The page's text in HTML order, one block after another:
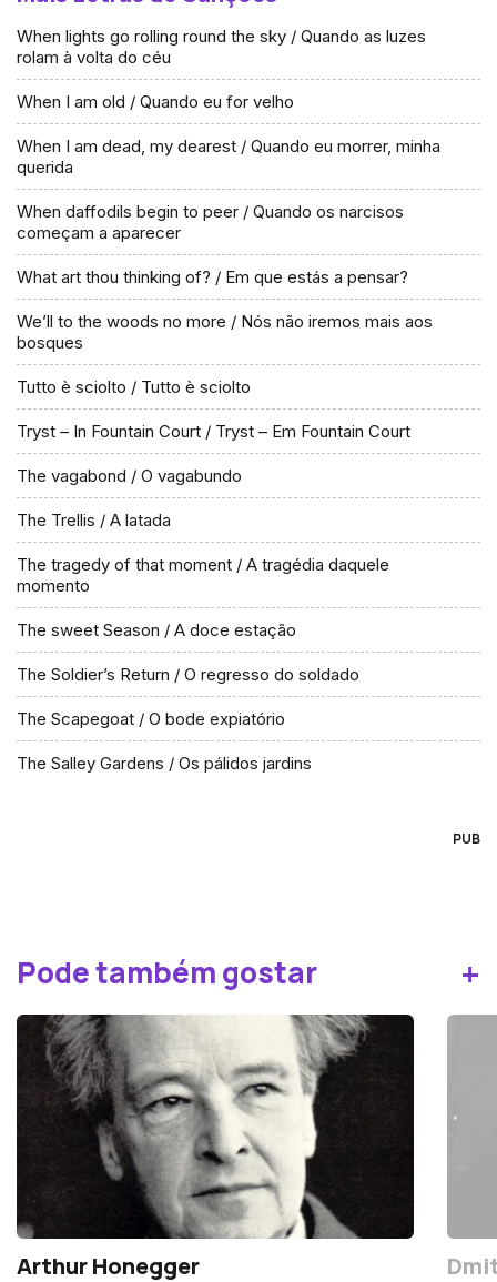
When lights go rolling round the sky / Quando as luzes
rolam à volta do céu
When I am old / Quando eu for velho
When I am dead, my dearest / Quando eu morrer, minha
querida
When daffodils begin to peer / Quando os narcisos
começam a aparecer
What art thou thinking of? / Em que estás a pensar?
We’ll to the woods no more / Nós não iremos mais aos
bosques
Tutto è sciolto / Tutto è sciolto
Tryst – In Fountain Court / Tryst – Em Fountain Court
The vagabond / O vagabundo
The Trellis / A latada
The tragedy of that moment / A tragédia daquele
momento
The sweet Season / A doce estação
The Soldier’s Return / O regresso do soldado
The Scapegoat / O bode expiatório
The Salley Gardens / Os pálidos jardins
PUB
Pode também gostar +
Arthur Honegger